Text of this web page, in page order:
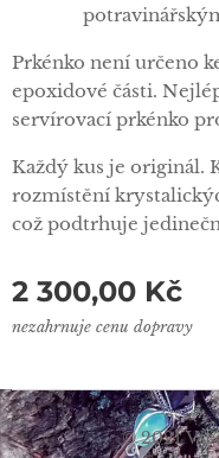
Prkénko není určeno
epoxidové části.
servírovací prkénko
Každý kus je originál.
rozmístění
což podtrhuje
2 300,00 Kč
nezahrnuje cenu dopravy
© 2021